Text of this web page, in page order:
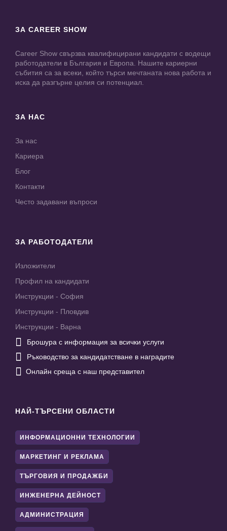
ЗА CAREER SHOW
Career Show свързва квалифицирани кандидати с водещи
работодатели в България и Европа. Нашите кариерни
събития са за всеки, който търси мечтаната нова работа и
иска да разгърне целия си потенциал.
ЗА НАС
За нас
Кариера
Блог
Контакти
Често задавани въпроси
ЗА РАБОТОДАТЕЛИ
Изложители
Профил на кандидати
Инструкции - София
Инструкции - Пловдив
Инструкции - Варна
 Брошура с информация за всички услуги
 Ръководство за кандидатстване в наградите
 Онлайн среща с наш представител
НАЙ-ТЪРСЕНИ ОБЛАСТИ
ИНФОРМАЦИОННИ ТЕХНОЛОГИИ
МАРКЕТИНГ И РЕКЛАМА
ТЪРГОВИЯ И ПРОДАЖБИ
ИНЖЕНЕРНА ДЕЙНОСТ
АДМИНИСТРАЦИЯ